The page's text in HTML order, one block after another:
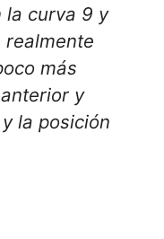
la curva 9 y
realmente
más
y
la posición